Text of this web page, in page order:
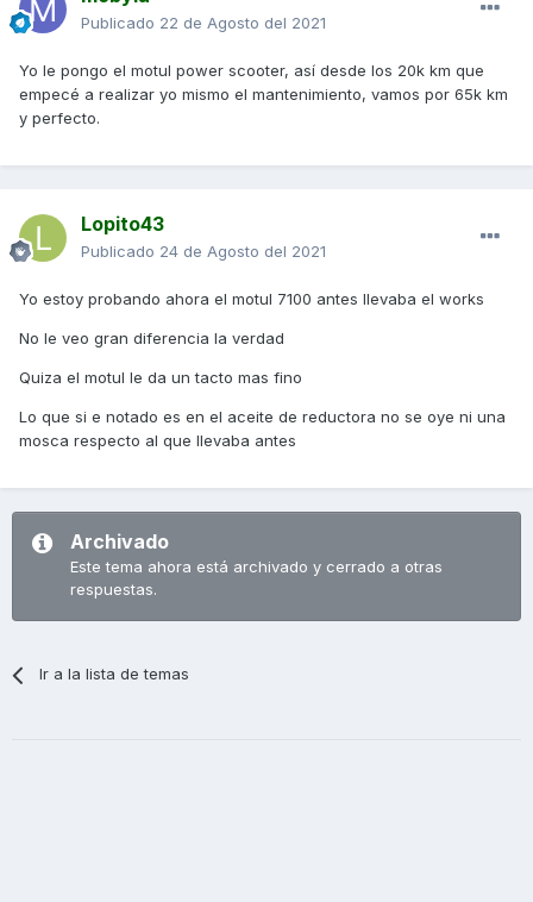
Publicado 22 de Agosto del 2021
Yo le pongo el motul power scooter, así desde los 20k km que
empecé a realizar yo mismo el mantenimiento, vamos por 65k km
y perfecto.
Lopito43
Publicado 24 de Agosto del 2021
Yo estoy probando ahora el motul 7100 antes llevaba el works
No le veo gran diferencia la verdad
Quiza el motul le da un tacto mas fino
Lo que si e notado es en el aceite de reductora no se oye ni una
mosca respecto al que llevaba antes
Archivado
Este tema ahora está archivado y cerrado a otras
respuestas.
Ir a la lista de temas